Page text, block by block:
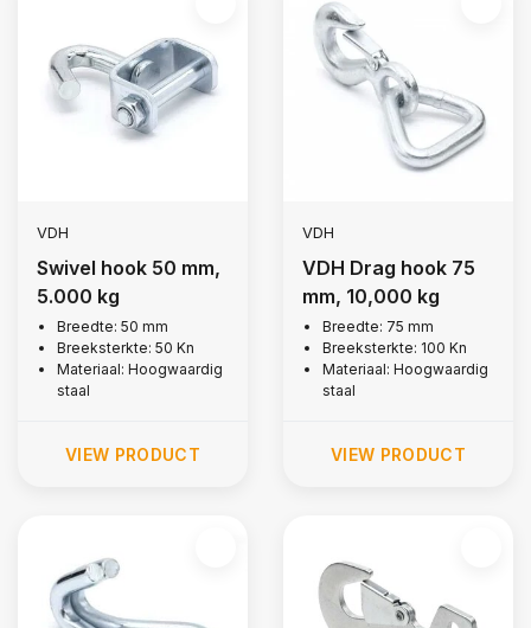
VDH
Swivel hook 50 mm,
5.000 kg
Breedte: 50 mm
Breeksterkte: 50 Kn
Materiaal: Hoogwaardig
staal
VIEW PRODUCT
VDH
VDH Drag hook 75
mm, 10,000 kg
Breedte: 75 mm
Breeksterkte: 100 Kn
Materiaal: Hoogwaardig
staal
VIEW PRODUCT